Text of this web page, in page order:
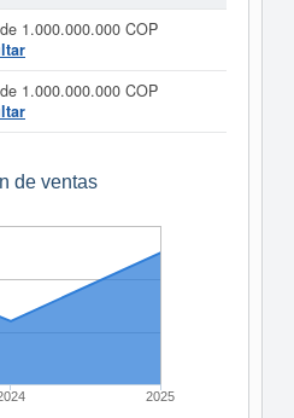
1.000.000.000 COP
1.000.000.000 COP
de ventas
2025